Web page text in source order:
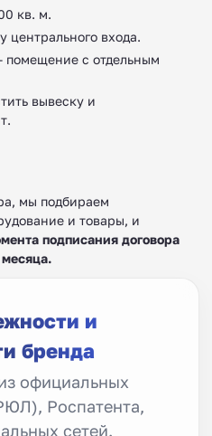
кв. м.
входа.
помещение с отдельным
вывеску и
мы подбираем
и товары, и
подписания договора
и
бренда
официальных
Роспатента,
сетей.